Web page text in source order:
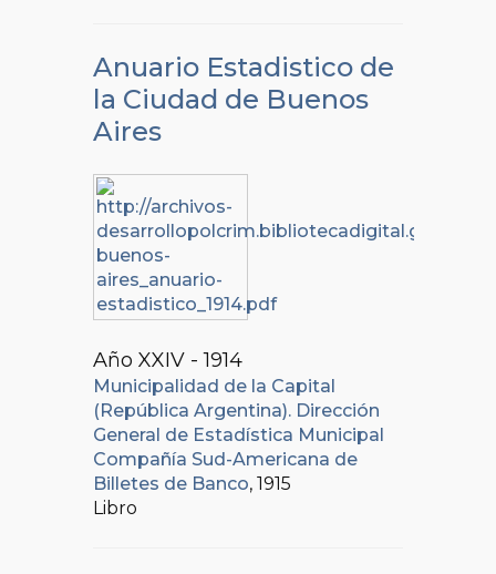
Anuario Estadistico de
la Ciudad de Buenos
Aires
Año XXIV - 1914
Municipalidad de la Capital
(República Argentina). Dirección
General de Estadística Municipal
Compañía Sud-Americana de
Billetes de Banco, 1915
Libro